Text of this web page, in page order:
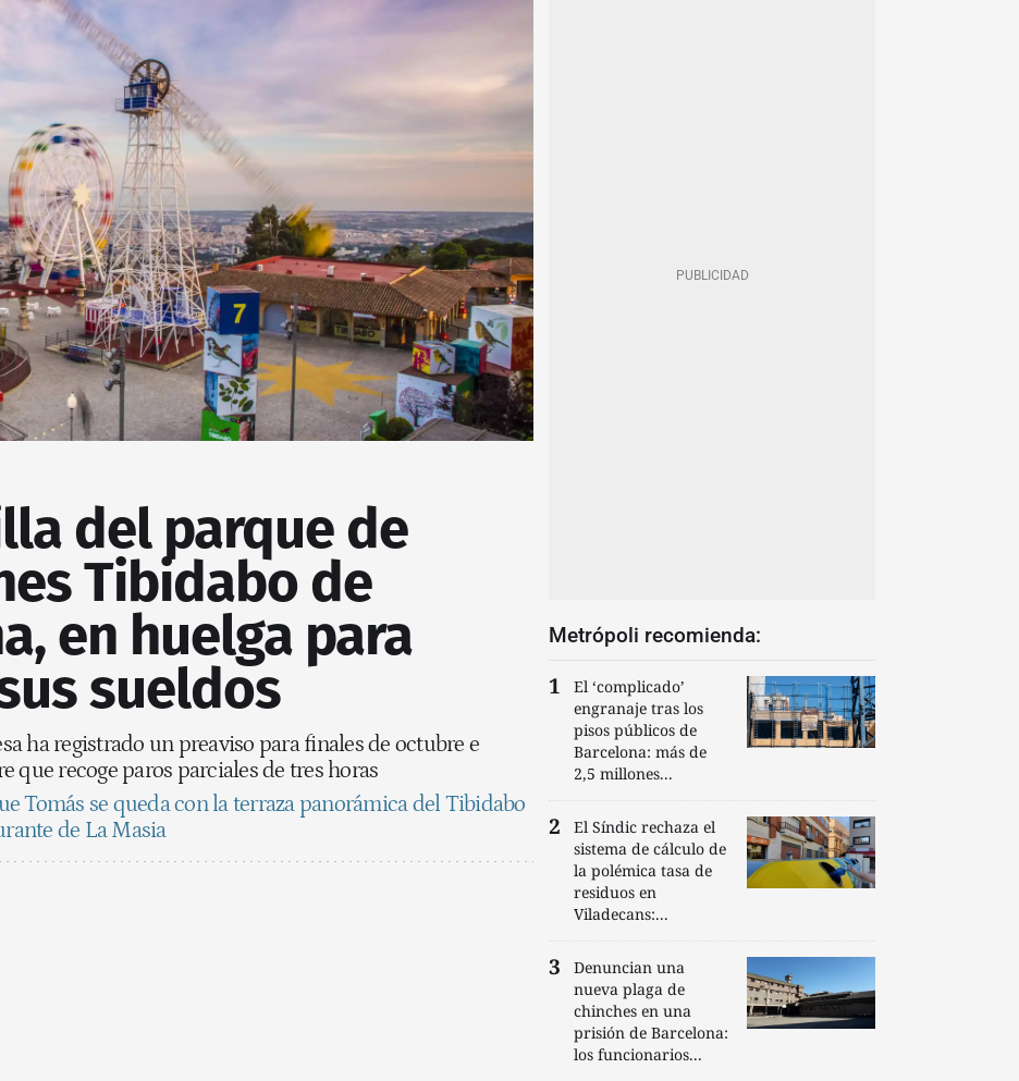
del parque de
Tibidabo de
en huelga para
sueldos
ha registrado un preaviso para finales de octubre e
que recoge paros parciales de tres horas
Tomás se queda con la terraza panorámica del Tibidabo
de La Masia
Metrópoli recomienda:
El ‘complicado’
engranaje tras los
pisos públicos de
Barcelona: más de
2,5 millones...
El Síndic rechaza el
sistema de cálculo de
la polémica tasa de
residuos en
Viladecans:...
Denuncian una
nueva plaga de
chinches en una
prisión de Barcelona:
los funcionarios...